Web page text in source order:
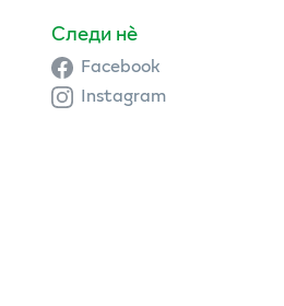
Следи нè
Facebook
Instagram